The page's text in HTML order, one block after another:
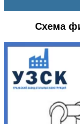
Схема